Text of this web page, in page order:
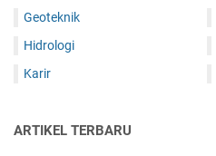
Geoteknik
Hidrologi
Karir
ARTIKEL TERBARU